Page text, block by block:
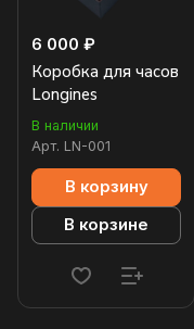
6 000 ₽
Коробка для часов
Longines
В наличии
Арт. LN-001
В корзину
В корзине